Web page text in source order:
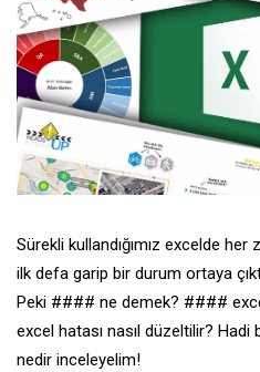
Sürekli kullandığımız excelde her
ilk defa garip bir durum ortaya
Peki #### ne demek? ####
excel hatası nasıl düzeltilir?
nedir inceleyelim!